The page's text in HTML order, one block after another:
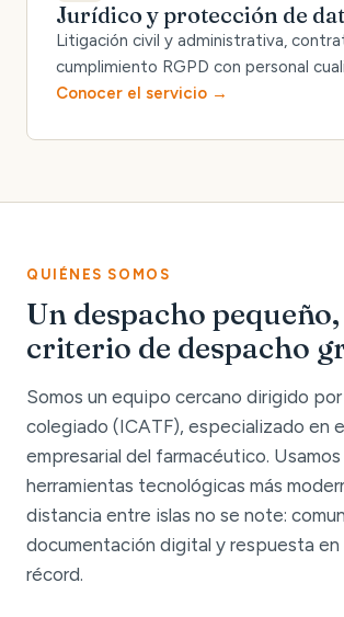
Jurídico y protección de
Litigación civil y administrativa,
cumplimiento RGPD con personal
Conocer el servicio
QUIÉNES SOMOS
Un despacho
criterio de despacho
Somos un equipo cercano dirigido
colegiado (ICATF), especializado en
empresarial del farmacéutico. Usamos
herramientas tecnológicas más
distancia entre islas no se note:
documentación digital y respuesta
récord.